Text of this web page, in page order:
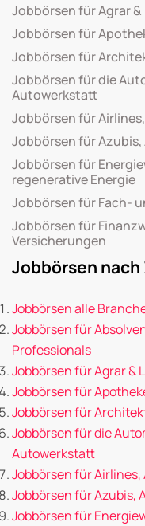
Jobbörsen für Agrar
Jobbörsen für
Jobbörsen für
Jobbörsen für die
Autowerkstatt
Jobbörsen für
Jobbörsen für
Jobbörsen für
regenerative Energie
Jobbörsen für Fach-
Jobbörsen für
Versicherungen
Jobbörsen
Jobbörsen alle
Jobbörsen für
Professionals
Jobbörsen für Agrar &
Jobbörsen für
Jobbörsen für
Jobbörsen für die
Autowerkstatt
Jobbörsen für
Jobbörsen für Azubis,
Jobbörsen für